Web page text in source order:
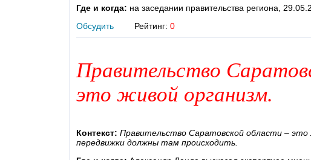
Где и когда: на заседании правительства региона,
Обсудить
Рейтинг: 0
Правительство
это живой организм.
Контекст: Правительство Саратовской области – это
передвижки должны там происходить.